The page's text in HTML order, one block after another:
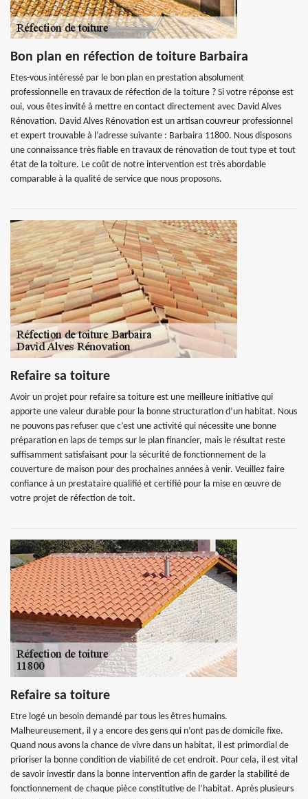
Bon plan en réfection de toiture Barbaira
Etes-vous intéressé par le bon plan en prestation absolument
professionnelle en travaux de réfection de la toiture ? Si votre réponse est
oui, vous êtes invité à mettre en contact directement avec David Alves
Rénovation. David Alves Rénovation est un artisan couvreur professionnel
et expert trouvable à l’adresse suivante : Barbaira 11800. Nous disposons
une connaissance très fiable en travaux de rénovation de tout type et tout
état de la toiture. Le coût de notre intervention est très abordable
comparable à la qualité de service que nous proposons.
Refaire sa toiture
Avoir un projet pour refaire sa toiture est une meilleure initiative qui
apporte une valeur durable pour la bonne structuration d’un habitat. Nous
ne pouvons pas refuser que c’est une activité qui nécessite une bonne
préparation en laps de temps sur le plan financier, mais le résultat reste
suffisamment satisfaisant pour la sécurité de fonctionnement de la
couverture de maison pour des prochaines années à venir. Veuillez faire
confiance à un prestataire qualifié et certifié pour la mise en œuvre de
votre projet de réfection de toit.
Refaire sa toiture
Etre logé un besoin demandé par tous les êtres humains.
Malheureusement, il y a encore des gens qui n’ont pas de domicile fixe.
Quand nous avons la chance de vivre dans un habitat, il est primordial de
prioriser la bonne condition de viabilité de cet endroit. Pour cela, il est vital
de savoir investir dans la bonne intervention afin de garder la stabilité de
fonctionnement de chaque pièce constitutive de l’habitat. Après plusieurs